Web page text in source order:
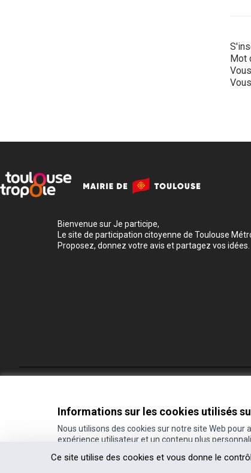
Ce site utilise des cookies et vous donne le
Informations sur les cookies utilisés
Nous utilisons des cookies sur notre site Web
expérience utilisateur et un contenu plus
Mot
Bienvenue sur Je participe,
Le site de participation citoyenne de Toulouse
Proposez, donnez votre avis et partagez vos idées.
(Lien externe)
Site réalisé grâce aulogiciel libre Decidim
(Lien externe)
.